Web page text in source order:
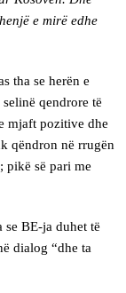
e mirë edhe
tha se herën e
qendrore të
mjaft pozitive dhe
qëndron në rrugën
pikë së pari me
se BE-ja duhet të
dialog “dhe ta